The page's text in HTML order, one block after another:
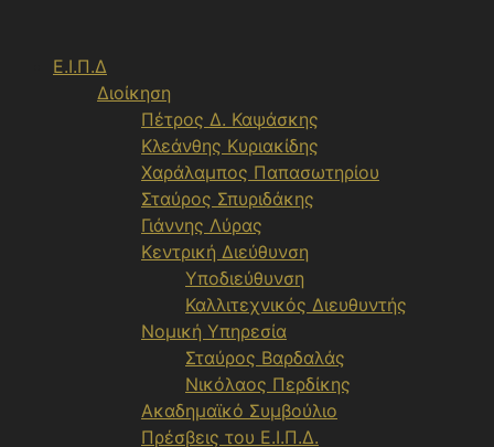
περιεχόμενο
Ε.Ι.Π.Δ
Διοίκηση
Πέτρος Δ. Καψάσκης
Κλεάνθης Κυριακίδης
Χαράλαμπος Παπασωτηρίου
Σταύρος Σπυριδάκης
Γιάννης Λύρας
Κεντρική Διεύθυνση
Υποδιεύθυνση
Καλλιτεχνικός Διευθυντής
Νομική Υπηρεσία
Σταύρος Βαρδαλάς
Νικόλαος Περδίκης
Ακαδημαϊκό Συμβούλιο
Πρέσβεις του Ε.Ι.Π.Δ.